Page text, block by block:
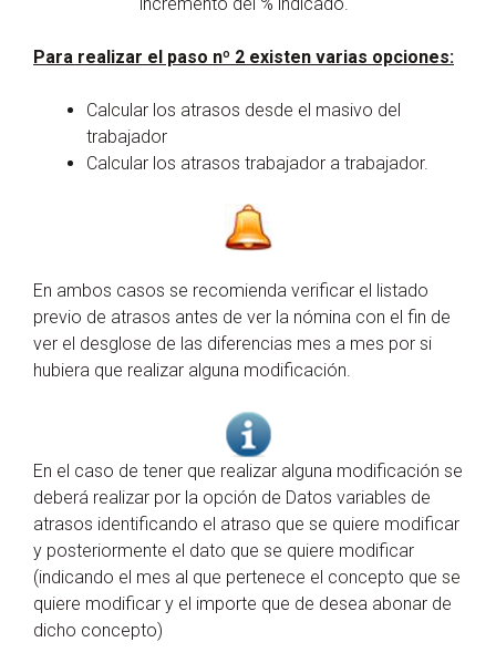
Para realizar el paso nº 2 existen varias opciones:
Calcular los atrasos desde el masivo del
trabajador
Calcular los atrasos trabajador a trabajador.
En ambos casos se recomienda verificar el listado
previo de atrasos antes de ver la nómina con el fin de
ver el desglose de las diferencias mes a mes por si
hubiera que realizar alguna modificación.
En el caso de tener que realizar alguna modificación se
deberá realizar por la opción de Datos variables de
atrasos identificando el atraso que se quiere modificar
y posteriormente el dato que se quiere modificar
(indicando el mes al que pertenece el concepto que se
quiere modificar y el importe que de desea abonar de
dicho concepto)